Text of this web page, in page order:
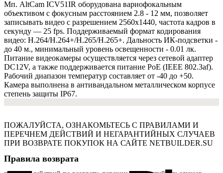
Мп. AltCam ICV51IR оборудована вариофокальным
объективом с фокусным расстоянием 2.8 - 12 мм, позволяет
записывать видео с разрешением 2560х1440, частота кадров в
секунду — 25 fps. Поддерживаемый формат кодирования
видео: H.264/H.264+/H.265/H.265+. Дальность ИК-подсветки -
до 40 м., минимальный уровень освещенности - 0.01 лк.
Питание видеокамеры осуществляется через сетевой адаптер
DC12V, а также поддерживается питание PoE (IEEE 802.3af).
Рабочий диапазон температур составляет от -40 до +50.
Камера выполнена в антивандальном металлическом корпусе
степень защиты IP67.
ПОЖАЛУЙСТА, ОЗНАКОМЬТЕСЬ С ПРАВИЛАМИ И
ПЕРЕЧНЕМ ДЕЙСТВИЙ И НЕГАРАНТИЙНЫХ СЛУЧАЕВ
ПРИ ВОЗВРАТЕ ПОКУПОК НА САЙТЕ NETBUILDER.SU
Правила возврата